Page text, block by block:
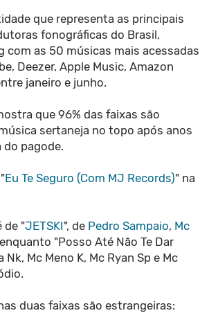
que representa as principais
fonográficas do Brasil,
com as 50 músicas mais acessadas
Deezer, Apple Music, Amazon
janeiro e junho.
que 96% das faixas são
sertaneja no topo após anos
pagode.
Eu Te Seguro (Com MJ Records)" na
de "JETSKI", de Pedro Sampaio, Mc
"Posso Até Não Te Dar
Nk, Mc Meno K, Mc Ryan Sp e Mc
duas faixas são estrangeiras: